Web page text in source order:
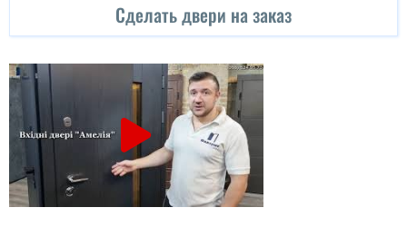
Сделать двери на заказ